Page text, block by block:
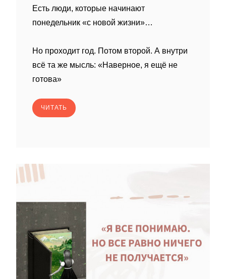
Есть люди, которые начинают
понедельник «с новой жизни»…
Но проходит год. Потом второй. А внутри
всё та же мысль: «Наверное, я ещё не
готова»
ЧИТАТЬ